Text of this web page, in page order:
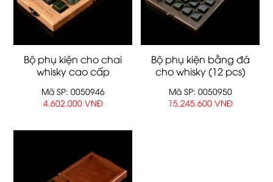
Bộ phụ kiện cho chai
whisky cao cấp
Mã SP: 0050946
4.602.000 VNĐ
Bộ phụ kiện bằng đá
cho whisky (12 pcs)
cấp
Mã SP: 0050950
15.245.600 VNĐ